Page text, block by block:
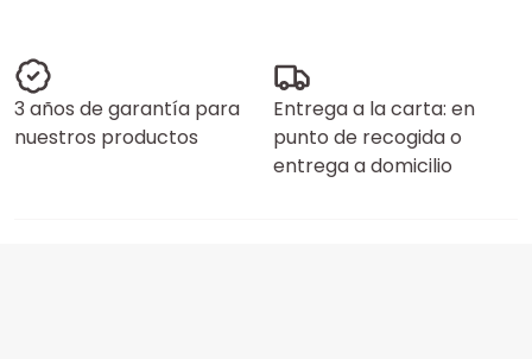
3 años de garantía para
nuestros productos
Entrega a la carta: en
punto de recogida o
entrega a domicilio